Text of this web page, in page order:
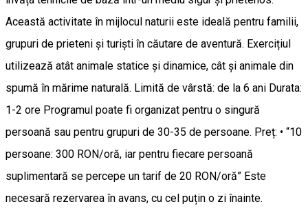
Această activitate în mijlocul naturii este ideală pentru familii,
grupuri de prieteni și turiști în căutare de aventură. Exercițiul
utilizează atât animale statice și dinamice, cât și animale din
spumă în mărime naturală. Limită de vârstă: de la 6 ani Durata:
1-2 ore Programul poate fi organizat pentru o singură
persoană sau pentru grupuri de 30-35 de persoane. Preț: • “10
persoane: 300 RON/oră, iar pentru fiecare persoană
suplimentară se percepe un tarif de 20 RON/oră” Este
necesară rezervarea în avans, cu cel puțin o zi înainte.